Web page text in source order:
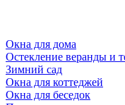
Окна для дома
Остекление веранды и
Зимний сад
Окна для коттеджей
Окна для беседок